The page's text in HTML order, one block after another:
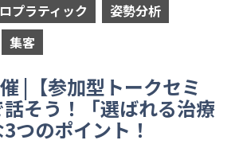
プラティック
姿勢分析
集客
|【参加型トークセミ
そう！「選ばれる治療
つのポイント！